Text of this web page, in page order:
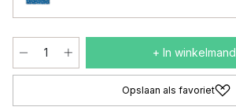
+ In winkelmand
Opslaan als favoriet